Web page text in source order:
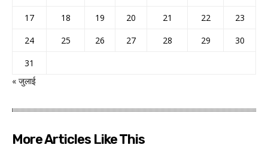
17
18 19 20 21 22
23
24
25 26 27 28 29
30
31
« जुलाई
More Articles Like This